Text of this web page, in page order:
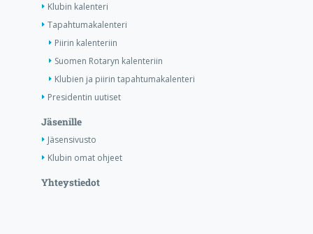
Klubin kalenteri
Tapahtumakalenteri
Piirin kalenteriin
Suomen Rotaryn kalenteriin
Klubien ja piirin tapahtumakalenteri
Presidentin uutiset
Jäsenille
Jäsensivusto
Klubin omat ohjeet
Yhteystiedot